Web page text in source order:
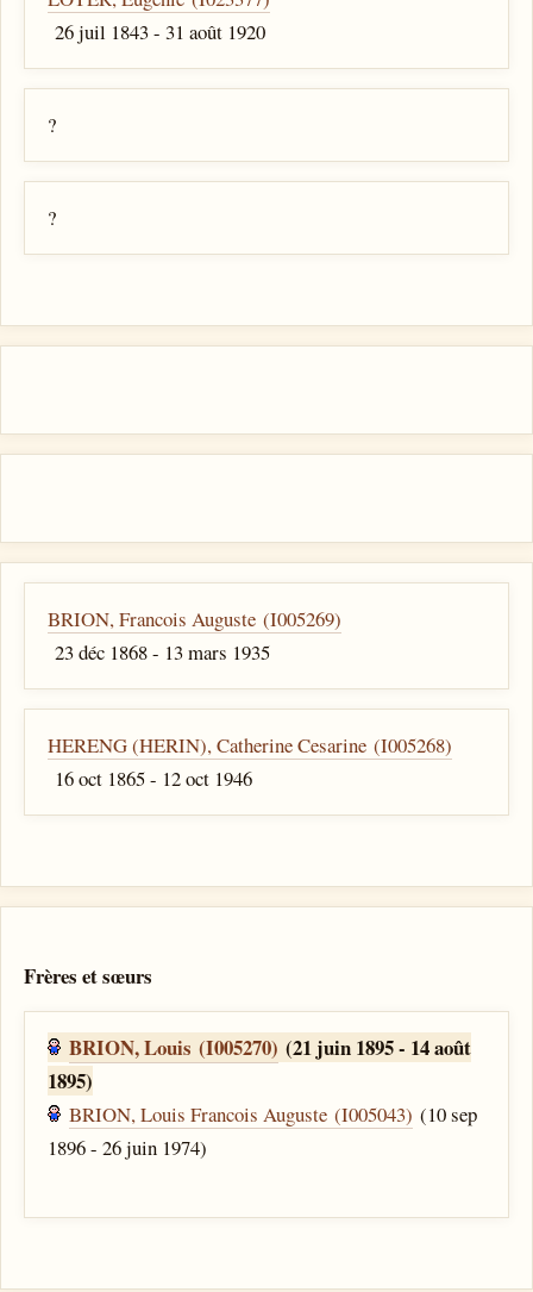
26 juil 1843 - 31 août 1920
?
?
BRION, Francois Auguste (I005269)
23 déc 1868 - 13 mars 1935
HERENG (HERIN), Catherine Cesarine (I005268)
16 oct 1865 - 12 oct 1946
Frères et sœurs
BRION, Louis (I005270) (21 juin 1895 - 14 août
1895)
BRION, Louis Francois Auguste (I005043) (10 sep
1896 - 26 juin 1974)